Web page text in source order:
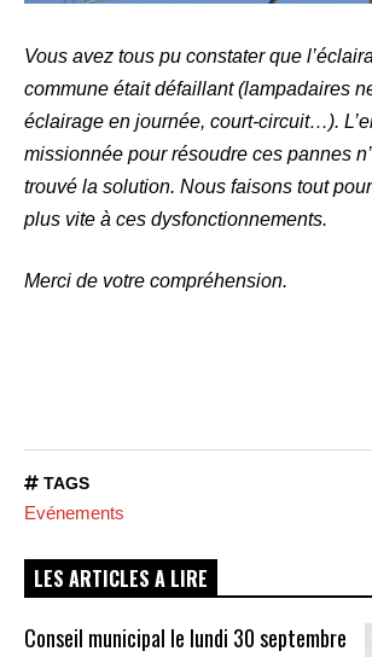
Vous avez tous pu constater que
commune était défaillant (lampadaires
éclairage en journée, court-circuit…).
missionnée pour résoudre ces pannes
trouvé la solution. Nous faisons tout
plus vite à ces dysfonctionnements.
Merci de votre compréhension.
TAGS
Evénements
LES ARTICLES A LIRE
Conseil municipal le lundi 30 septembre